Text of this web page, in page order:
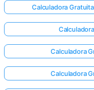
Calculadora
Calculadora
Calculadora